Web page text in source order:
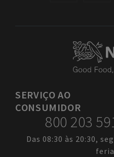
SERVIÇOAO
CONSUMIDOR
800 203
Das 08:30 às 20:30,